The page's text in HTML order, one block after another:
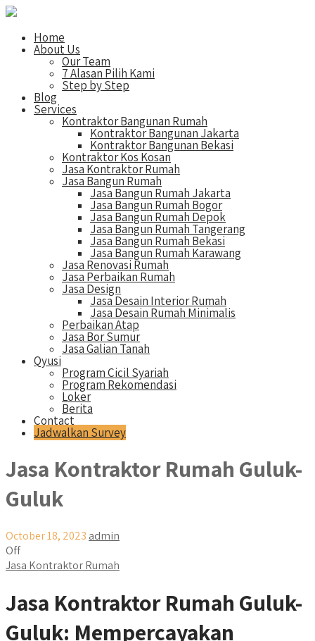
Home
About Us
Our Team
7 Alasan Pilih Kami
Step by Step
Blog
Services
Kontraktor Bangunan Rumah
Kontraktor Bangunan Jakarta
Kontraktor Bangunan Bekasi
Kontraktor Kos Kosan
Jasa Kontraktor Rumah
Jasa Bangun Rumah
Jasa Bangun Rumah Jakarta
Jasa Bangun Rumah Bogor
Jasa Bangun Rumah Depok
Jasa Bangun Rumah Tangerang
Jasa Bangun Rumah Bekasi
Jasa Bangun Rumah Karawang
Jasa Renovasi Rumah
Jasa Perbaikan Rumah
Jasa Design
Jasa Desain Interior Rumah
Jasa Desain Rumah Minimalis
Perbaikan Atap
Jasa Bor Sumur
Jasa Galian Tanah
Qyusi
Program Cicil Syariah
Program Rekomendasi
Loker
Berita
Contact
Jadwalkan Survey
Jasa Kontraktor Rumah Guluk-
Guluk
October 18, 2023 admin
Off
Jasa Kontraktor Rumah
Jasa Kontraktor Rumah Guluk-
Guluk: Mempercayakan